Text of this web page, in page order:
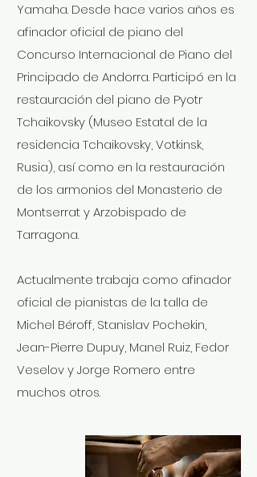
Yamaha. Desde hace varios años es
afinador oficial de piano del
Concurso Internacional de Piano del
Principado de Andorra. Participó en la
restauración del piano de Pyotr
Tchaikovsky (Museo Estatal de la
residencia Tchaikovsky, Votkinsk,
Rusia), así como en la restauración
de los armonios del Monasterio de
Montserrat y Arzobispado de
Tarragona.
Actualmente trabaja como afinador
oficial de pianistas de la talla de
Michel Béroff, Stanislav Pochekin,
Jean-Pierre Dupuy, Manel Ruiz, Fedor
Veselov y Jorge Romero entre
muchos otros.